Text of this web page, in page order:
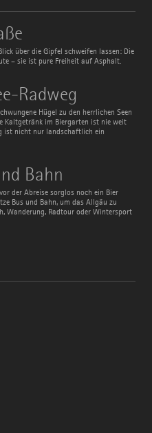
über die Gipfel schweifen lassen: Die
– sie ist pure Freiheit auf Asphalt.
Radweg
Hügel zu den herrlichen Seen
Kaltgetränk im Biergarten ist nie weit
ist nicht nur landschaftlich ein
Bahn
der Abreise sorglos noch ein Bier
Bus und Bahn, um das Allgäu zu
Wanderung, Radtour oder Wintersport